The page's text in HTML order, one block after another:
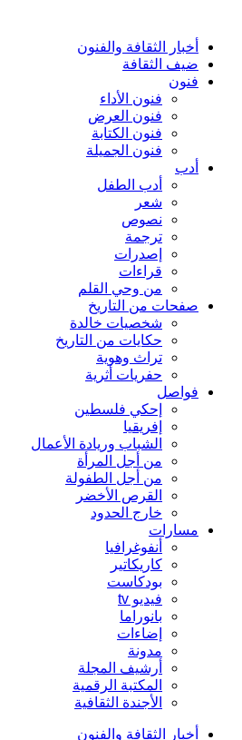
أخبار الثقافة والفنون
ضيف الثقافة
فنون
فنون الأداء
فنون العرض
فنون الكتابة
فنون الجميلة
أدب
أدب الطفل
شعر
نصوص
ترجمة
إصدرات
قراءات
من وحي القلم
صفحات من التاريخ
شخصيات خالدة
حكايات من التاريخ
تراث وهوية
حفريات أثرية
فواصل
إحكي فلسطين
إفريقيا
الشباب وريادة الأعمال
من أجل المرأة
من أجل الطفولة
القرص الأخضر
خارج الحدود
مسارات
أنفوغرافيا
كاريكاتير
بودكاست
فيديو tv
بانوراما
إضاءات
مدونة
أرشيف المجلة
المكتبة الرقمية
الأجندة الثقافية
أخبار الثقافة والفنون